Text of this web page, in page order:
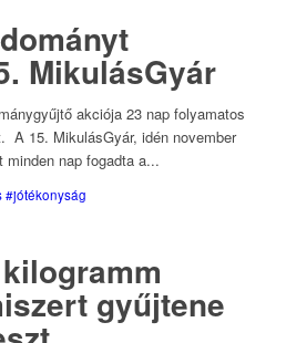
MikulásGyár
akciója 23 nap folyamatos
A 15. MikulásGyár, idén november
nap fogadta a...
#jótékonyság
gyűjtene